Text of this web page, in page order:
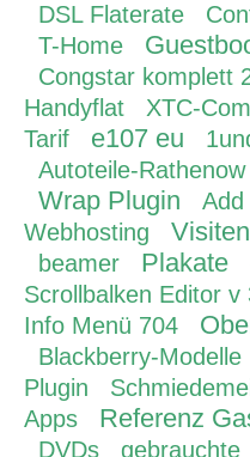
DSL Flaterate
T-Home
Congstar komplett
Handyflat
XTC-
Tarif e107 eu
Autoteile-Rathenow
Wrap Plugin
Add
Webhosting
beamer Plakate
Scrollbalken Editor v
Info Menü 704
Blackberry-Modelle
Plugin
Apps Referenz
DVDs gebrauchte